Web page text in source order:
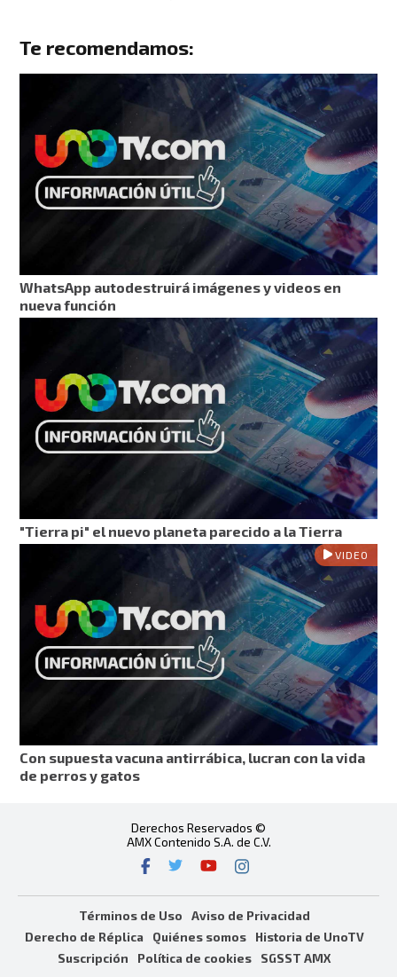
Te recomendamos:
WhatsApp autodestruirá imágenes y videos en
nueva función
"Tierra pi" el nuevo planeta parecido a la Tierra
VIDEO
Con supuesta vacuna antirrábica, lucran con la vida
de perros y gatos
Derechos Reservados ©
AMX Contenido S.A. de C.V.
Términos de Uso
Aviso de Privacidad
Derecho de Réplica
Quiénes somos
Historia de UnoTV
Suscripción
Política de cookies SGSST AMX